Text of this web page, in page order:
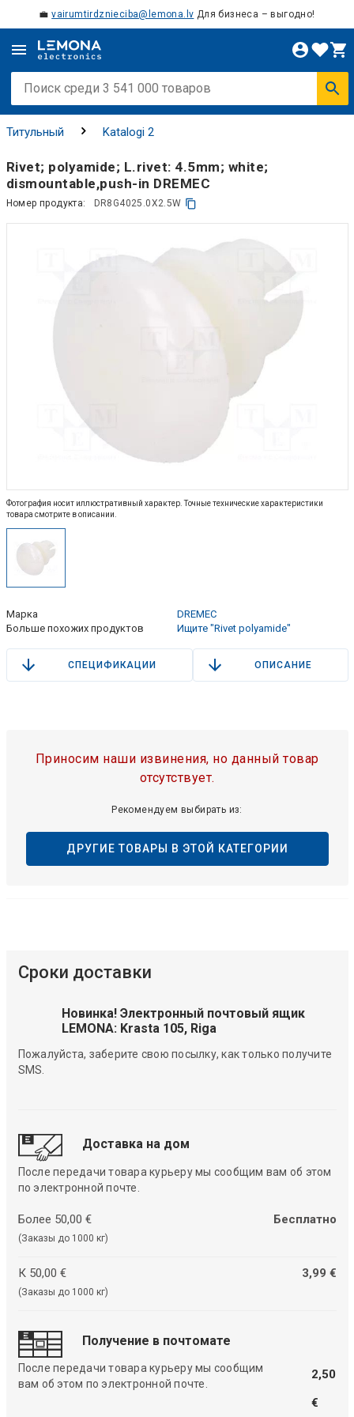
💼vairumtirdznieciba@lemona.lv Для бизнеса – выгодно!
Титульный Katalogi 2
Rivet; polyamide; L.rivet: 4.5mm; white;
dismountable,push-in DREMEC
Номер продукта: DR8G4025.0X2.5W
Фотография носит иллюстративный характер. Точные технические характеристики
товара смотрите в описании.
Марка
DREMEC
Больше похожих продуктов
Ищите "Rivet polyamide"
СПЕЦИФИКАЦИИ ОПИСАНИЕ
Приносим наши извинения, но данный товар
отсутствует.
Рекомендуем выбирать из:
ДРУГИЕ ТОВАРЫ В ЭТОЙ КАТЕГОРИИ
Сроки доставки
Новинка! Электронный почтовый ящик
LEMONA: Krasta 105, Riga
Пожалуйста, заберите свою посылку, как только получите
SMS.
Доставка на дом
После передачи товара курьеру мы сообщим вам об этом
по электронной почте.
Более 50,00 €
(Заказы до 1000 кг)
Бесплатно
К 50,00 €
(Заказы до 1000 кг)
3,99 €
Получение в почтомате
После передачи товара курьеру мы сообщим
вам об этом по электронной почте.
2,50
€